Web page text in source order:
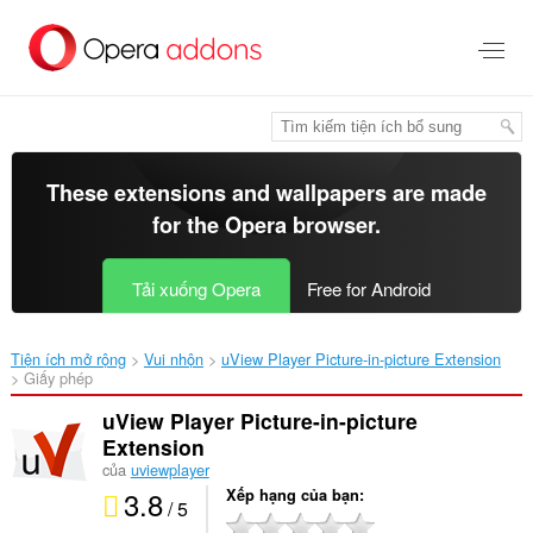
đến
These extensions and wallpapers are made
for theOpera browser.
Tải xuống Opera Free for Android
Tiện ích mở rộng Vui nhộn
uView Player Picture-in-picture Extension‎
Giấy phép
uView Player Picture-in-picture
Extension
của uviewplayer
3.8/ 5 Xếp hạng của bạn